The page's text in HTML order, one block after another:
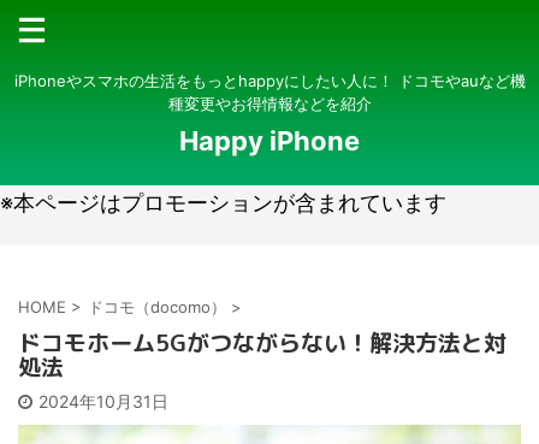
iPhoneやスマホの生活をもっとhappyにしたい人に！ ドコモやauなど機
種変更やお得情報などを紹介
Happy iPhone
※本ページはプロモーションが含まれています
HOME > ドコモ（docomo） >
ドコモホーム5Gがつながらない！解決方法と対
処法
2024年10月31日